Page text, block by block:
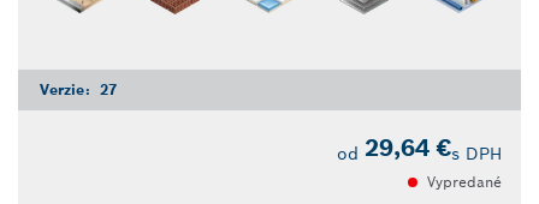
Verzie: 27
od 29,64 €s DPH
Vypredané